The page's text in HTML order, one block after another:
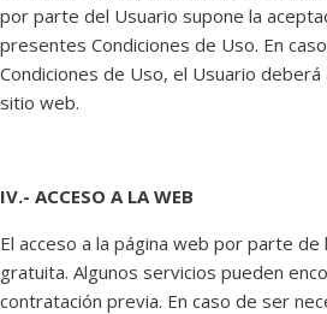
por parte del Usuario supone la
presentes Condiciones de Uso. En
Condiciones de Uso, el Usuario
sitio web.
IV.- ACCESO A LA WEB
El acceso a la página web por parte
gratuita. Algunos servicios pueden
contratación previa. En caso de ser